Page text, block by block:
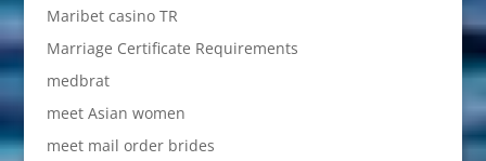
Maribet casino TR
Marriage Certificate Requirements
medbrat
meet Asian women
meet mail order brides